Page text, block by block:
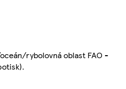
rybolovná oblast FAO -